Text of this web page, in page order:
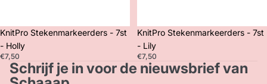
KnitPro Stekenmarkeerders - 7st
- Holly
€7,50
KnitPro Stekenmarkeerders - 7st
- Lily
€7,50
Schrijf je in voor de nieuwsbrief van
Privacybeleid